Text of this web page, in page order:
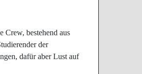
Crew, bestehend aus
der
dafür aber Lust auf